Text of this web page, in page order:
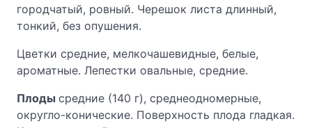
городчатый, ровный. Черешок листа длинный,
тонкий, без опушения.
Цветки средние, мелкочашевидные, белые,
ароматные. Лепестки овальные, средние.
Плоды средние (140 г), среднеодномерные,
округло-конические. Поверхность плода гладкая.